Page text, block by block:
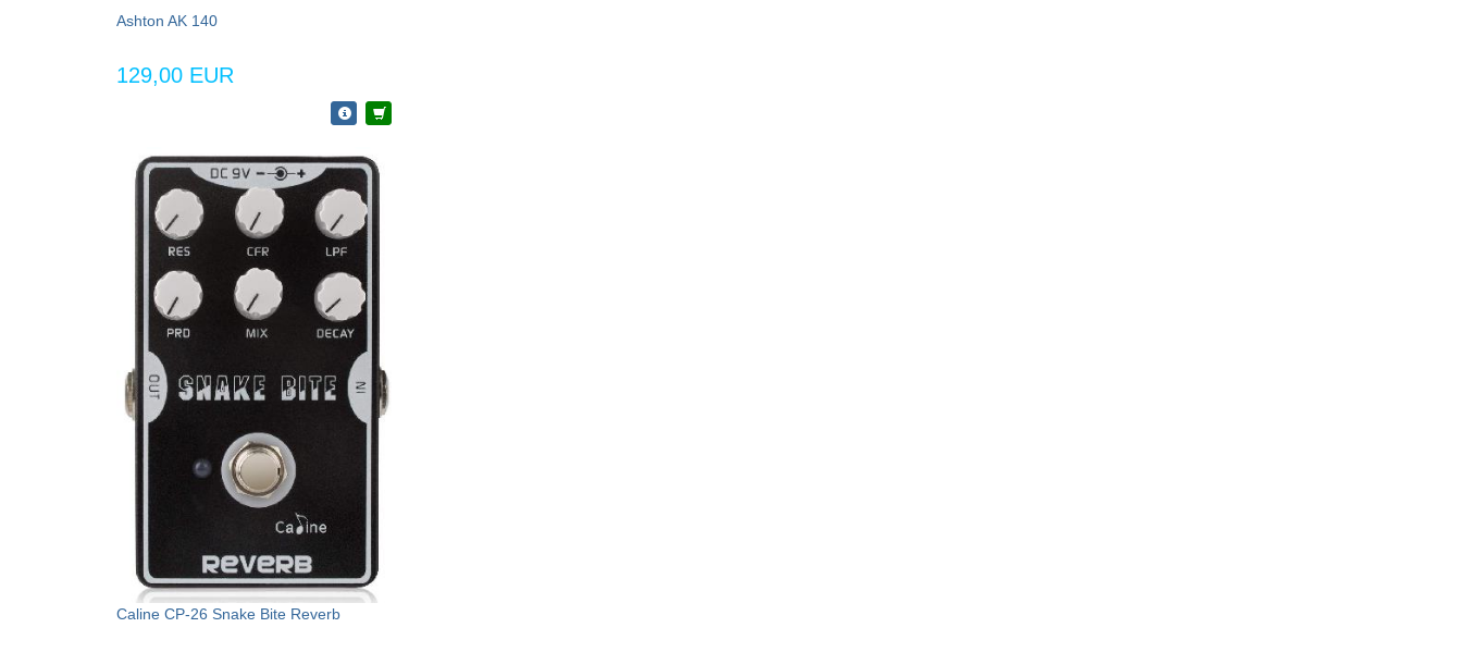
Ashton AK 140
129,00 EUR
Caline CP-26 Snake Bite Reverb